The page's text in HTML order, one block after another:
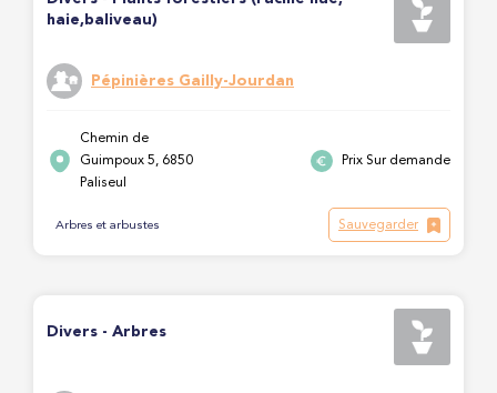
haie,baliveau)
Pépinières Gailly-Jourdan
Chemin de
Guimpoux 5, 6850
Paliseul
Prix Sur demande
Arbres et arbustes Sauvegarder
Divers - Arbres